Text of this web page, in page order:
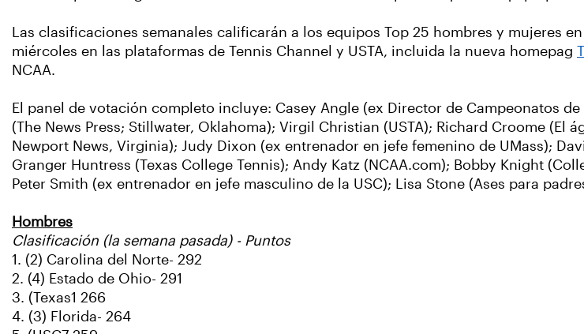
Las clasificaciones semanales calificarán a los equipos Top 25 hombres y mujeres
miércoles en las plataformas de Tennis Channel y USTA, incluida la nueva homepag
NCAA.
El panel de votación completo incluye: Casey Angle (ex Director de Campeonatos
(The News Press; Stillwater, Oklahoma); Virgil Christian (USTA); Richard Croome (El
Newport News, Virginia); Judy Dixon (ex entrenador en jefe femenino de UMass);
Granger Huntress (Texas College Tennis); Andy Katz (NCAA.com); Bobby Knight
Peter Smith (ex entrenador en jefe masculino de la USC); Lisa Stone (Ases para
Hombres
Clasificación (la semana pasada) - Puntos
1. (2) Carolina del Norte- 292
2. (4) Estado de Ohio- 291
3. (Texas1 266
4. (3) Florida- 264